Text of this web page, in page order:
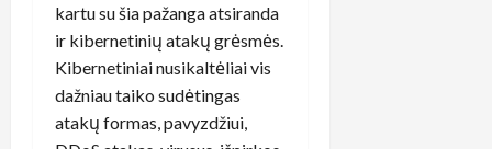
kartu su šia pažanga atsiranda
ir kibernetinių atakų grėsmės.
Kibernetiniai nusikaltėliai vis
dažniau taiko sudėtingas
atakų formas, pavyzdžiui,